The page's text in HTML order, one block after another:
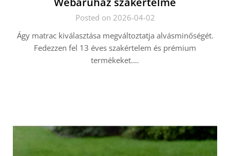
Posted on 2026-04-02
Ágy matrac kiválasztása megváltoztatja alvásminőségét.
Fedezzen fel 13 éves szakértelem és prémium
termékeket.…